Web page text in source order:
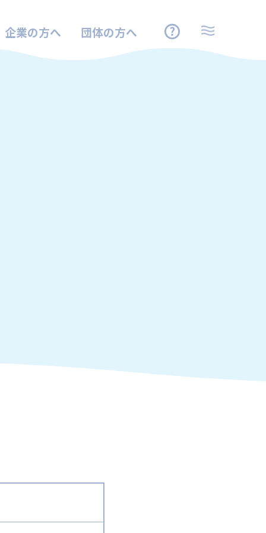
企業の方へ 団体の方へ